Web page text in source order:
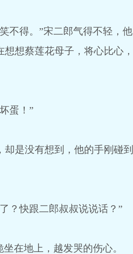
得。”宋二郎气得不轻，他
想蔡莲花母子，将心比心，
蛋！”
是没有想到，他的手刚碰到
？快跟二郎叔叔说说话？”
地上，越发哭的伤心。